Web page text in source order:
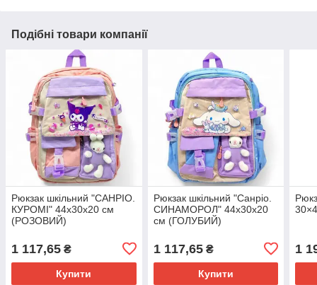
Подібні товари компанії
Рюкзак шкільний "САНРІО.
КУРОМІ" 44х30х20 см
(РОЗОВИЙ)
1 117,65 ₴
Купити
Рюкзак шкільний "Санріо.
СИНАМОРОЛ" 44х30х20
см (ГОЛУБИЙ)
1 117,65₴
Купити
1